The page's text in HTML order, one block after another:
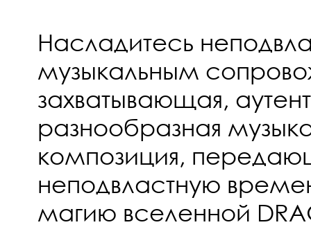
Насладитесь
музыкальным
захватывающая,
разнообразная
композиция,
неподвластную
магию вселенной